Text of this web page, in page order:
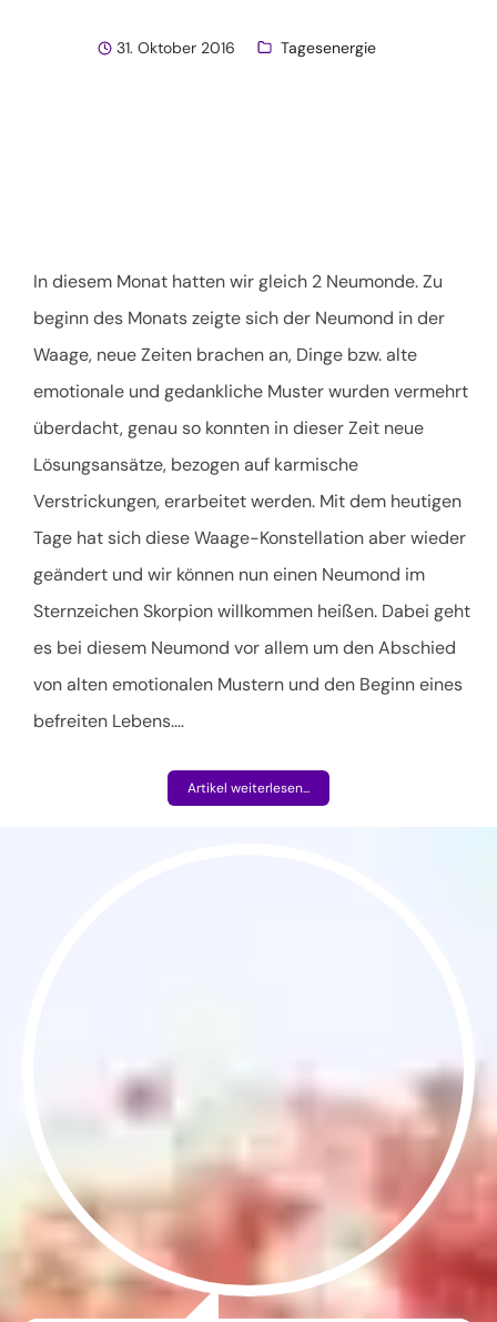
31. Oktober 2016 Tagesenergie
In diesem Monat hatten wir gleich 2 Neumonde. Zu
beginn des Monats zeigte sich der Neumond in der
Waage, neue Zeiten brachen an, Dinge bzw. alte
emotionale und gedankliche Muster wurden vermehrt
überdacht, genau so konnten in dieser Zeit neue
Lösungsansätze, bezogen auf karmische
Verstrickungen, erarbeitet werden. Mit dem heutigen
Tage hat sich diese Waage-Konstellation aber wieder
geändert und wir können nun einen Neumond im
Sternzeichen Skorpion willkommen heißen. Dabei geht
es bei diesem Neumond vor allem um den Abschied
von alten emotionalen Mustern und den Beginn eines
befreiten Lebens.…
Artikel weiterlesen...